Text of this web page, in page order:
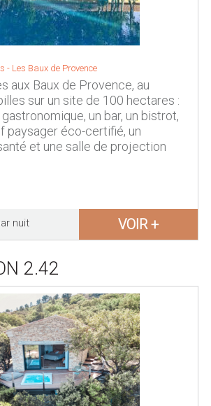
- Les Baux de Provence
aux Baux de Provence, au
sur un site de 100 hectares :
un bar, un bistrot,
paysager éco-certifié, un
et une salle de projection
nuit VOIR +
2.42